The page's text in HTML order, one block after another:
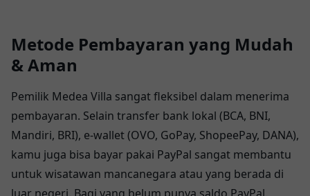
Metode Pembayaran yang Mudah
& Aman
Pemilik Medea Villa sangat fleksibel dalam menerima
pembayaran. Selain transfer bank lokal (BCA, BNI,
Mandiri, BRI), e-wallet (OVO, GoPay, ShopeePay, DANA),
kamu juga bisa bayar pakai PayPal sangat membantu
untuk wisatawan mancanegara atau yang berada di